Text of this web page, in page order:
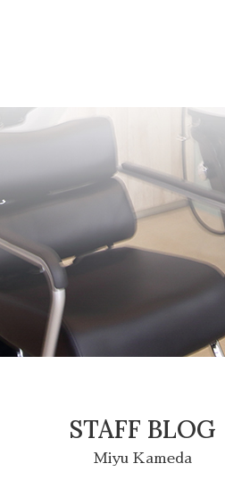
STAFF BLOG
Miyu Kameda